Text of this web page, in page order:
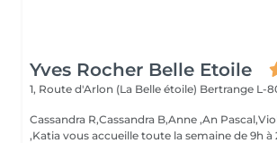
Yves Rocher Belle Etoile
1, Route d'Arlon (La Belle étoile) Bertrange L-
Cassandra R,Cassandra B,Anne ,An
,Katia vous accueille toute la semaine de 9h à